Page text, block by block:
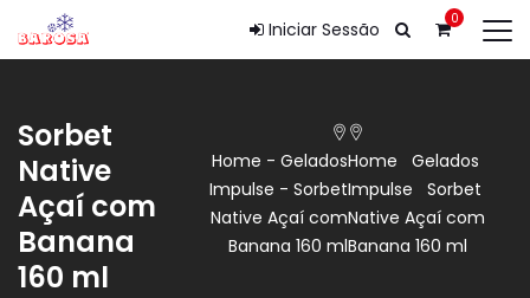
Iniciar Sessão 0
Sorbet
Native
Açaí com
Banana
160 ml
Home - Gelados
Impulse - Sorbet
Native Açaí com
Banana 160 ml
Home
Gelados
Impulse
Sorbet
Native Açaí com
Banana 160 ml